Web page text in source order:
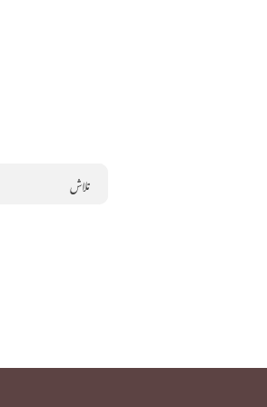
Search